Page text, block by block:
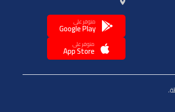
متوفر على
Google Play
متوفر على
App Store